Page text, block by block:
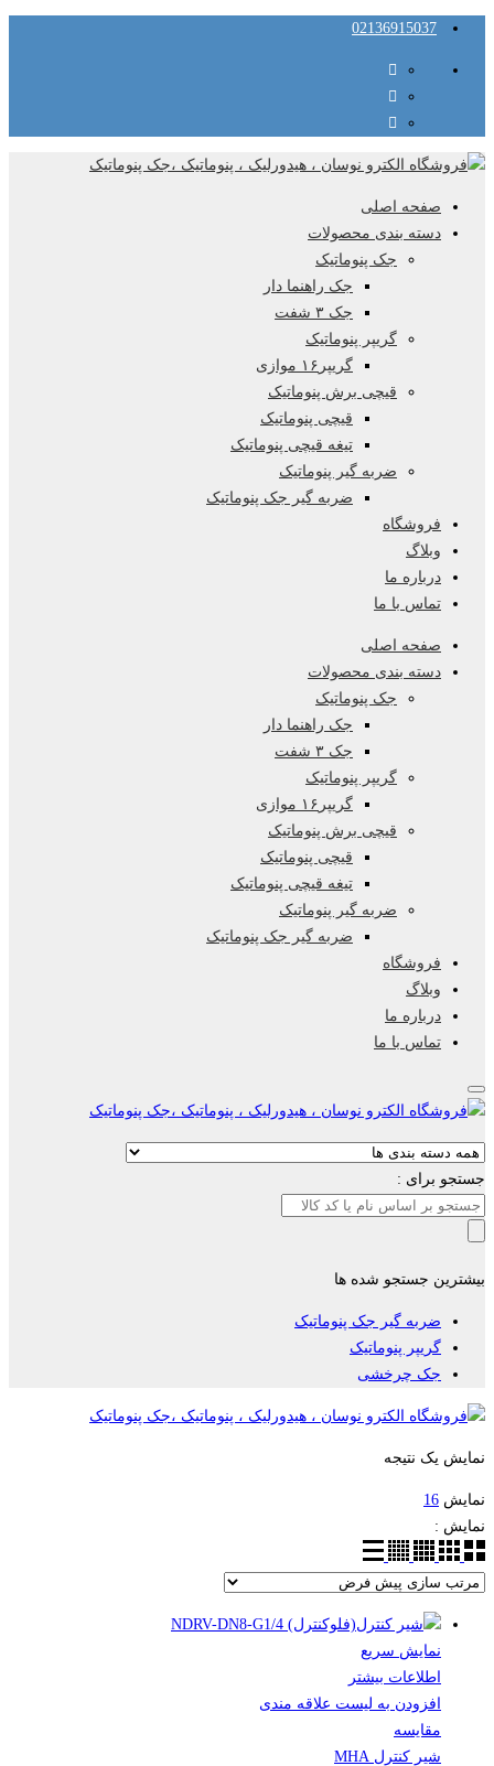
02136915037
صفحه اصلی
دسته بندی محصولات
جک پنوماتیک
جک راهنما دار
جک ۳ شفت
گریپر پنوماتیک
گریپر۱۶ موازی
قیچی برش پنوماتیک
قیچی پنوماتیک
تیغه قیچی پنوماتیک
ضربه گیر پنوماتیک
ضربه گیر جک پنوماتیک
فروشگاه
وبلاگ
درباره ما
تماس با ما
صفحه اصلی
دسته بندی محصولات
جک پنوماتیک
جک راهنما دار
جک ۳ شفت
گریپر پنوماتیک
گریپر۱۶ موازی
قیچی برش پنوماتیک
قیچی پنوماتیک
تیغه قیچی پنوماتیک
ضربه گیر پنوماتیک
ضربه گیر جک پنوماتیک
فروشگاه
وبلاگ
درباره ما
تماس با ما
جستجو برای :
بیشترین جستجو شده ها
ضربه گیر جک پنوماتیک
گریپر پنوماتیک
جک چرخشی
نمایش یک نتیجه
نمایش 16
نمایش :
نمایش سریع
اطلاعات بیشتر
افزودن به لیست علاقه مندی
مقایسه
شیر کنترل MHA